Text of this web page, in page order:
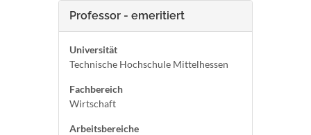
Professor - emeritiert
Universität
Technische Hochschule Mittelhessen
Fachbereich
Wirtschaft
Arbeitsbereiche